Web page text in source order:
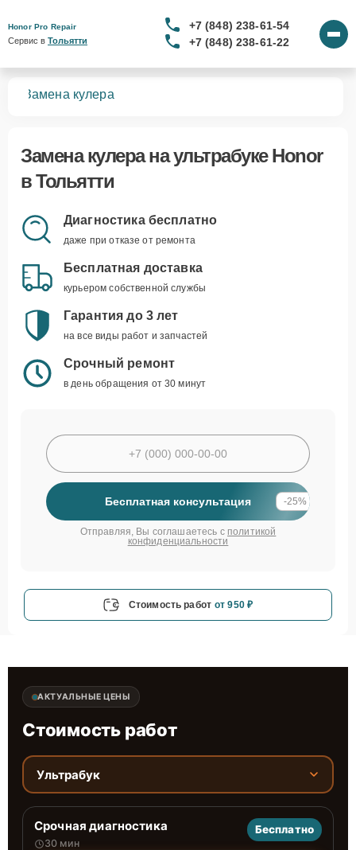
Honor Pro Repair
Сервис в Тольятти
+7 (848) 238-61-54
+7 (848) 238-61-22
Замена кулера
Замена кулерана ультрабуке Honor
в Тольятти
Диагностика бесплатно
даже при отказе от ремонта
Бесплатная доставка
курьером собственной службы
Гарантия до 3 лет
на все виды работ и запчастей
Срочный ремонт
в день обращения от 30 минут
Бесплатная консультация -25%
Отправляя, Вы соглашаетесь с политикой
конфиденциальности
Стоимость работ от 950 ₽
АКТУАЛЬНЫЕ ЦЕНЫ
Стоимость работ
Ультрабук
Срочная диагностика
30 мин
Бесплатно